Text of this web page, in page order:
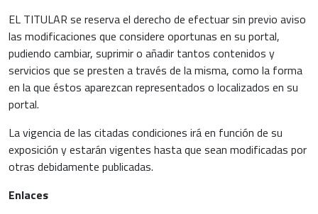
EL TITULAR se reserva el derecho de efectuar sin previo aviso
las modificaciones que considere oportunas en su portal,
pudiendo cambiar, suprimir o añadir tantos contenidos y
servicios que se presten a través de la misma, como la forma
en la que éstos aparezcan representados o localizados en su
portal.
La vigencia de las citadas condiciones irá en función de su
exposición y estarán vigentes hasta que sean modificadas por
otras debidamente publicadas.
Enlaces